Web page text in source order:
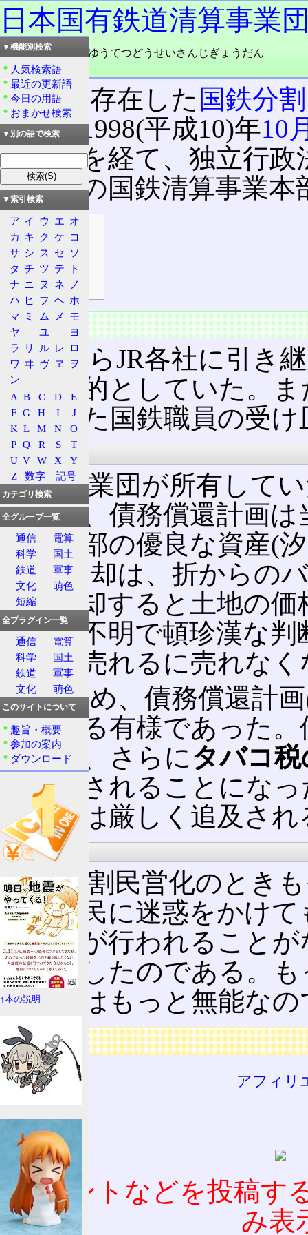
日本国有鉄道清算事業
読み：にほんこくゆうてつどうせいさんじぎょうだん
品詞：固有名詞
かつて存在した 国鉄分
法人。1998(平成10)年10
設公団を経て、独立行政
援機構の国鉄清算事業本
目次
問題点
日本の政治
概要
国鉄からJR各社に引き
とを目的としていた。
なかった国鉄職員の受
問題点
清算事業団が所有して
たため、債務償還計画
かも一部の優良な資産(
ど)の売却は、折からの
「今売却すると土地の
う根拠不明で頓珍漢な
壊後に売れるに売れな
そのため、債務償還計
も増える有様であった
けられ、さらにタバコ
で処理されることにな
の責任は厳しく追及さ
日本の政治
国鉄分割民営化のとき
際で国民に迷惑をかけ
権交代が行われること
は腐敗したのである。
い野党はもっと無能な
広告
アフィリ
コメントなどを投稿す
み表
▼機能別検索
人気検索語
最近の更新語
今日の用語
おまかせ検索
▼別の語で検索
▼索引検索
ア イ ウ エ オ
カ キ ク ケ コ
サ シ ス セ ソ
タ チ ツ テ
ト
ナ ニ ヌ ネ
ノ
ハ ヒ フ ヘ ホ
マ ミ ム メ
モ
ヤ
ユ
ヨ
ラ
リ ル レ ロ
ワ ヰ ヴ ヱ
ヲ
ン
A B C D
E
F G H I
J
K L M N
O
P Q R S
T
U V W X
Y
Z
数字 記号
カテゴリ検索
全グループ一覧
通信
電算
科学
国土
鉄道
軍事
文化
萌色
短縮
全プラグイン一覧
通信
電算
科学
国土
鉄道
軍事
文化
萌色
このサイトについて
趣旨・概要
参加の案内
ダウンロード
↑本の説明